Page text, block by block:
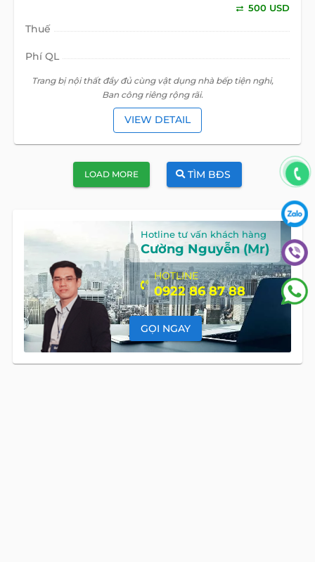
500 USD
Thuế
Phí QL
Trang bị nội thất đầy đủ cùng vật dụng nhà bếp tiện nghi,
Ban công riêng rộng rãi.
VIEW DETAIL
LOAD MORE TÌM BĐS
Hotline tư vấn khách hàng
Cường Nguyễn (Mr)
HOTLINE
0922 86 87 88
GỌI NGAY